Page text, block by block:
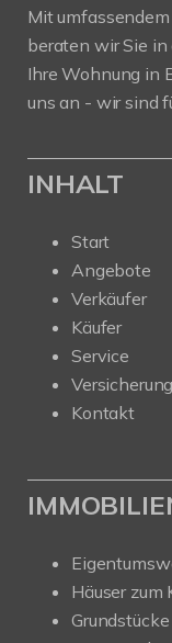
Mit
beraten wir Sie in
Ihre Wohnung in
uns an - wir sind
INHALT
Start
Angebote
Verkäufer
Käufer
Service
Kontakt
Häuser zum
Grundstücke